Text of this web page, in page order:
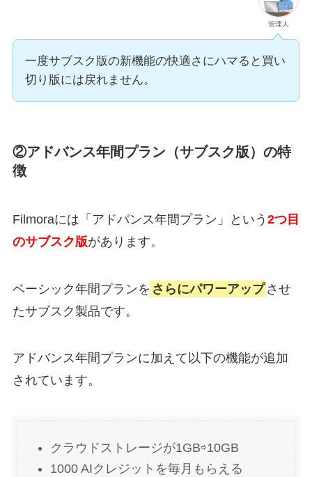
管理人
一度サブスク版の新機能の快適さにハマると買い
切り版には戻れません。
②アドバンス年間プラン（サブスク版）の特
徴
Filmoraには「アドバンス年間プラン」という 2つ目
のサブスク版があります。
ベーシック年間プランを さらにパワーアップさせ
たサブスク製品です。
アドバンス年間プランに加えて以下の機能が追加
されています。
クラウドストレージが1GB⇨10GB
1000 AIクレジットを毎月もらえる